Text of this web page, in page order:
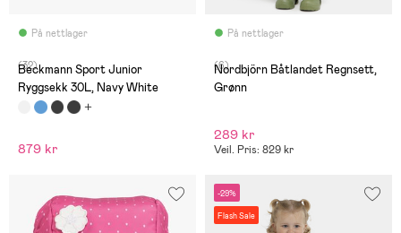
På nettlager
(32)
Beckmann Sport Junior
Ryggsekk 30L, Navy White
879 kr
På nettlager
(6)
Nordbjörn Båtlandet Regnsett,
Grønn
289 kr
Veil. Pris: 829 kr
-29%
Flash Sale